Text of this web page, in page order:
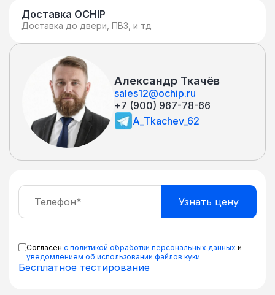
Высокая надежность: Поддержка
горячего подключения кабелей,
источников питания и вентиляторов с
резервированием
Доставка OCHIP
Доставка до двери, ПВЗ, и тд
Александр Ткачёв
sales12@ochip.ru
+7 (900) 967-78-66
A_Tkachev_62
Согласен с политикой обработки персональных данных и
уведомлением об использовании файлов куки
Бесплатное тестирование